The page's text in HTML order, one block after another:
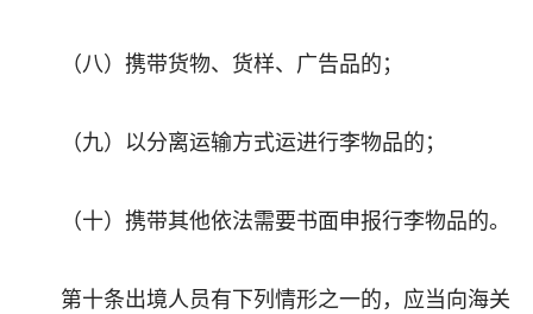
（八）携带货物、货样、广告品的；
（九）以分离运输方式运进行李物品的；
（十）携带其他依法需要书面申报行李物品的。
第十条出境人员有下列情形之一的，应当向海关